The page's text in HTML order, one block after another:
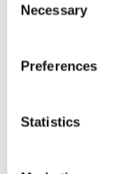
Selection
Necessary
Preferences
Statistics
Comitato
Venerdí 6